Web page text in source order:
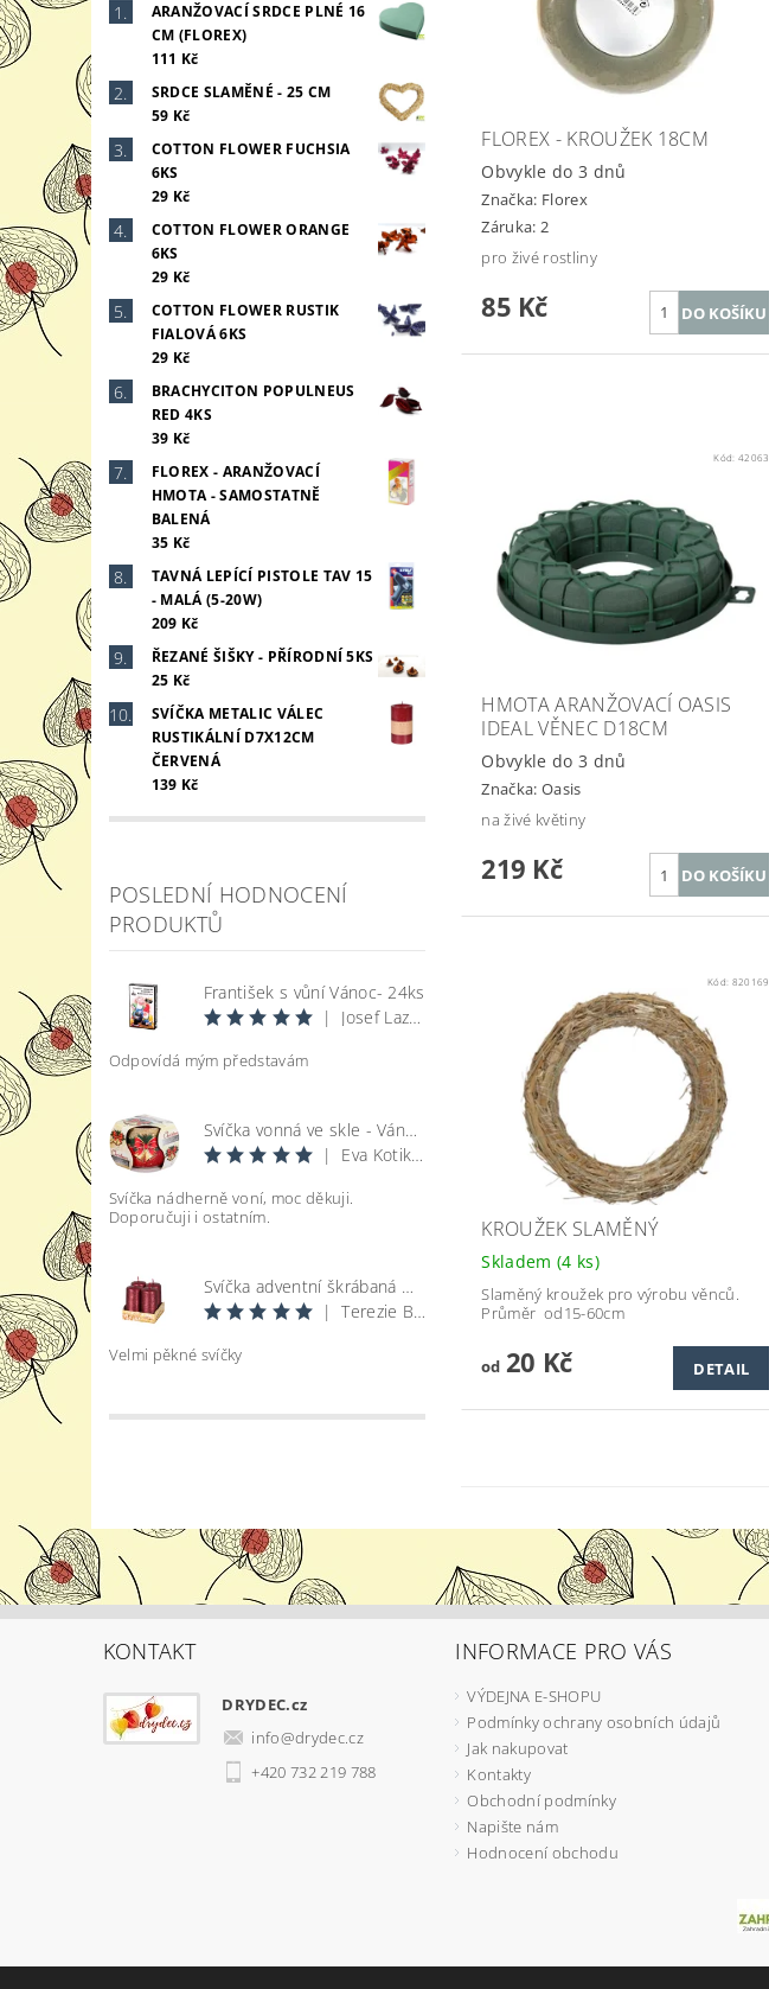
ARANŽOVACÍ SRDCE PLNÉ 16
CM (FLOREX)
111 Kč
SRDCE SLAMĚNÉ - 25 CM
59 Kč
COTTON FLOWER FUCHSIA
6KS
29 Kč
COTTON FLOWER ORANGE
6KS
29 Kč
COTTON FLOWER RUSTIK
FIALOVÁ 6KS
29 Kč
BRACHYCITON POPULNEUS
RED 4KS
39 Kč
FLOREX - ARANŽOVACÍ
HMOTA - SAMOSTATNĚ
BALENÁ
35 Kč
TAVNÁ LEPÍCÍ PISTOLE TAV 15
- MALÁ (5-20W)
209 Kč
ŘEZANÉ ŠIŠKY - PŘÍRODNÍ 5KS
25 Kč
SVÍČKA METALIC VÁLEC
RUSTIKÁLNÍ D7X12CM
ČERVENÁ
139 Kč
POSLEDNÍ HODNOCENÍ
PRODUKTŮ
František s vůní Vánoc- 24ks
|
Josef Lazecký
Odpovídá mým představám
Svíčka vonná ve skle - Vánoce
|
Eva Kotikova
Svíčka nádherně voní, moc děkuji.
Doporučuji i ostatním.
Svíčka adventní škrábaná metal lesk - bordó d4x8cm 4ks
|
Terezie Bohatová
Velmi pěkné svíčky
FLOREX - KROUŽEK 18CM
Obvykle do 3 dnů
Značka: Florex
Záruka: 2
pro živé rostliny
85 Kč
Kód: 42063
HMOTA ARANŽOVACÍ OASIS
IDEAL VĚNEC D18CM
Obvykle do 3 dnů
Značka: Oasis
na živé květiny
219 Kč
Kód: 820169
KROUŽEK SLAMĚNÝ
Skladem (4 ks)
Slaměný kroužek pro výrobu věnců.
Průměr od15-60cm
od20 Kč DETAIL
KONTAKT
DRYDEC.cz
info@drydec.cz
+420 732 219 788
INFORMACE PRO VÁS
VÝDEJNA E-SHOPU
Podmínky ochrany osobních údajů
Jak nakupovat
Kontakty
Obchodní podmínky
Napište nám
Hodnocení obchodu